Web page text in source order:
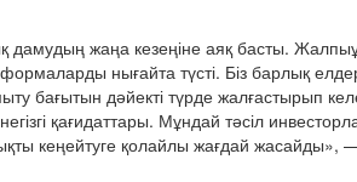
жаңа кезеңіне аяқ басты.
нығайта түсті. Біз барлық
бағытын дәйекті түрде жалғастырып
қағидаттары. Мұндай тәсіл
кеңейтуге қолайлы жағдай жасайды»,